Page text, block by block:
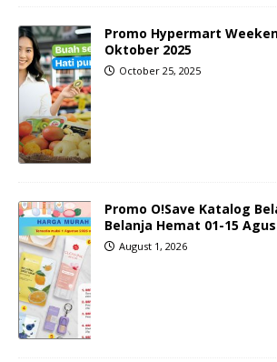
Promo Hypermart
Oktober 2025
October 25, 2025
Promo O!Save Katalog
Belanja Hemat 01-15
August 1, 2026